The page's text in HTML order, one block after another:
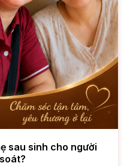
sau sinh cho người